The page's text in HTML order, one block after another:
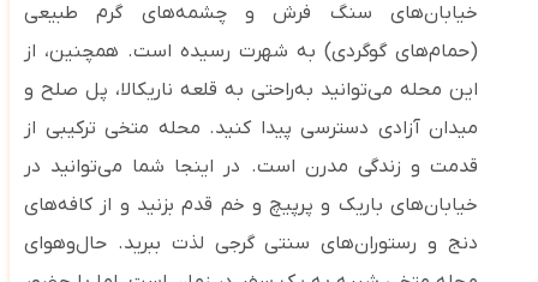
خیابان‌های سنگ‌ فرش و چشمه‌های گرم طبیعی
(حمام‌های گوگردی) به شهرت رسیده است. همچنین، از
این محله می‌توانید به‌راحتی به قلعه ناریکالا، پل صلح و
میدان آزادی دسترسی پیدا کنید. محله متخی ترکیبی از
قدمت و زندگی مدرن است. در اینجا شما می‌توانید در
خیابان‌های باریک و پرپیچ‌ و خم قدم بزنید و از کافه‌های
دنج و رستوران‌های سنتی گرجی لذت ببرید. حال‌وهوای